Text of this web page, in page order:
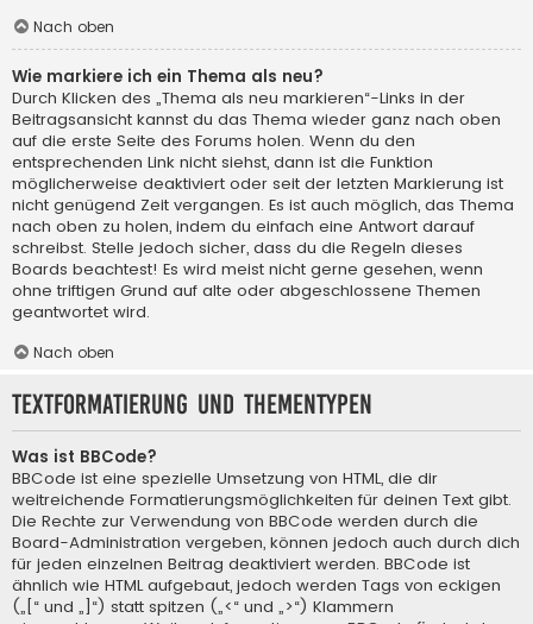
Nach oben
Wie markiere ich ein Thema als neu?
Durch Klicken des „Thema als neu markieren“-Links in der
Beitragsansicht kannst du das Thema wieder ganz nach oben
auf die erste Seite des Forums holen. Wenn du den
entsprechenden Link nicht siehst, dann ist die Funktion
möglicherweise deaktiviert oder seit der letzten Markierung ist
nicht genügend Zeit vergangen. Es ist auch möglich, das Thema
nach oben zu holen, indem du einfach eine Antwort darauf
schreibst. Stelle jedoch sicher, dass du die Regeln dieses
Boards beachtest! Es wird meist nicht gerne gesehen, wenn
ohne triftigen Grund auf alte oder abgeschlossene Themen
geantwortet wird.
Nach oben
Textformatierung und Thementypen
Was ist BBCode?
BBCode ist eine spezielle Umsetzung von HTML, die dir
weitreichende Formatierungsmöglichkeiten für deinen Text gibt.
Die Rechte zur Verwendung von BBCode werden durch die
Board-Administration vergeben, können jedoch auch durch dich
für jeden einzelnen Beitrag deaktiviert werden. BBCode ist
ähnlich wie HTML aufgebaut, jedoch werden Tags von eckigen
(„[“ und „]“) statt spitzen („<“ und „>“) Klammern